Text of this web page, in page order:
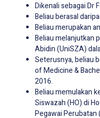
Dikenali sebagai Dr
Beliau berasal
Beliau merupakan
Beliau melanjutkan
Abidin (UniSZA)
Seterusnya, beliau
of Medicine &
2016.
Beliau memulakan
Siswazah (HO) di
Pegawai Perubatan